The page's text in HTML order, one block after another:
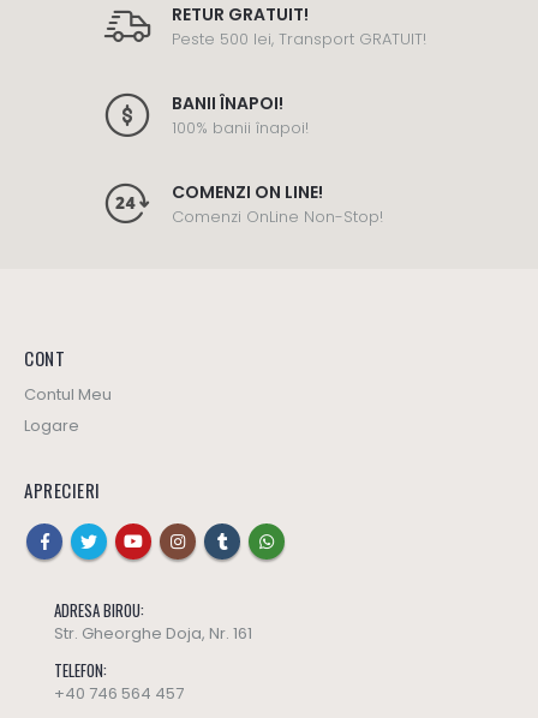
RETUR GRATUIT!
Peste 500 lei, Transport GRATUIT!
BANII ÎNAPOI!
100% banii înapoi!
COMENZI ON LINE!
Comenzi OnLine Non-Stop!
CONT
Contul Meu
Logare
APRECIERI
ADRESA BIROU:
Str. Gheorghe Doja, Nr. 161
TELEFON:
+40 746 564 457